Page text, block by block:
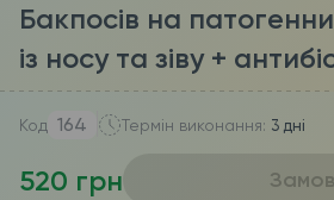
Бакпосів на
із носу та зіву +
Код 164 Термін виконання: 3 дні
520 грн